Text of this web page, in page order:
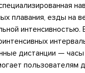
плавания, езды на
дистанции —
пользователям